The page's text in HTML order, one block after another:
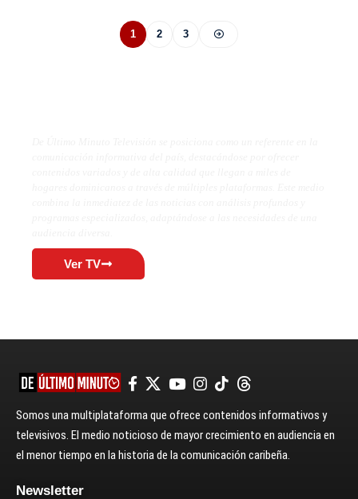
1 2 3
Ver TV
Somos una multiplataforma que ofrece contenidos informativos y
televisivos. El medio noticioso de mayor crecimiento en audiencia en
el menor tiempo en la historia de la comunicación caribeña.
Newsletter